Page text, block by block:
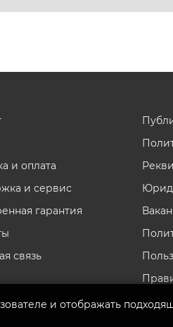
и оплата
и сервис
гарантия
связь
и отображать